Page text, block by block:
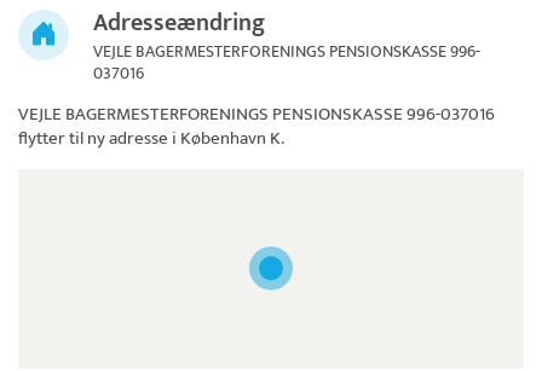
Adresseændring
VEJLE BAGERMESTERFORENINGS PENSIONSKASSE 996-
037016
VEJLE BAGERMESTERFORENINGS PENSIONSKASSE 996-037016
flytter til ny adresse i København K.